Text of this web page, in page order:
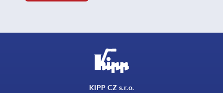
KIPP CZ s.r.o.